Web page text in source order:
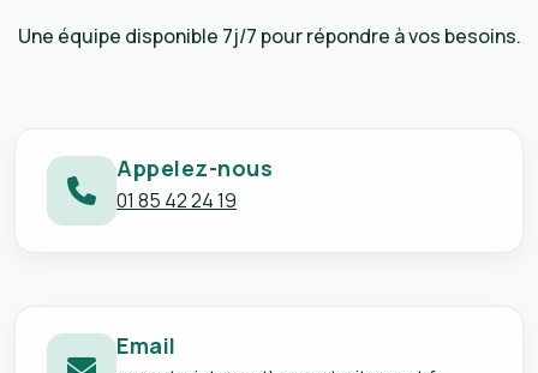
Une équipe disponible 7j/7 pour répondre à vos besoins.
Appelez-nous
01 85 42 24 19
Email